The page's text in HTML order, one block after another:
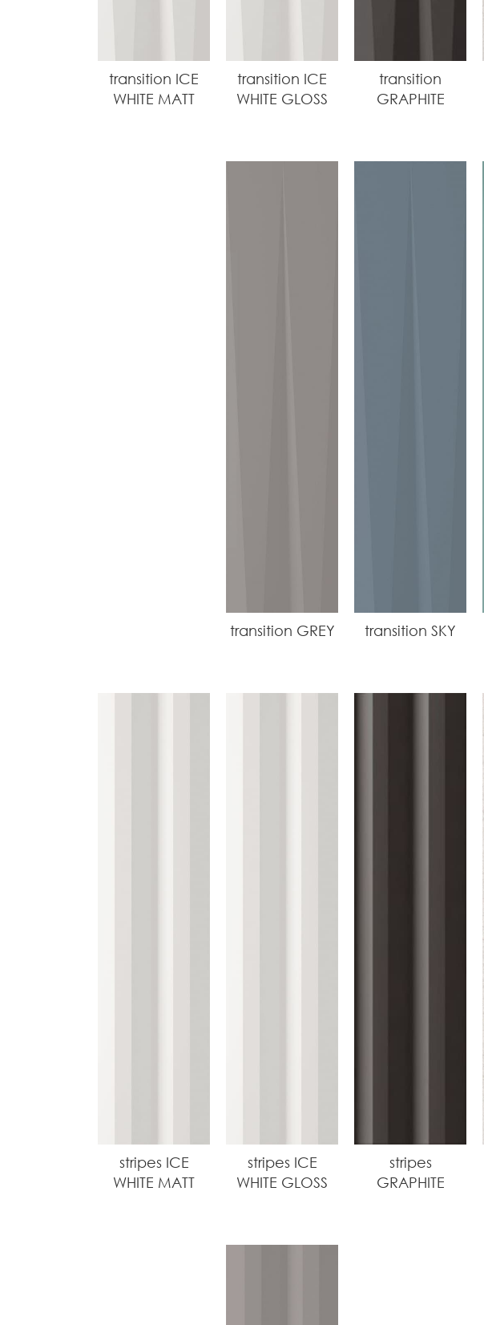
transition ICE
WHITE MATT
transition ICE
WHITE GLOSS
transition
GRAPHITE
transition GREY transition SKY
stripes ICE
WHITE MATT
stripes ICE
WHITE GLOSS
stripes
GRAPHITE